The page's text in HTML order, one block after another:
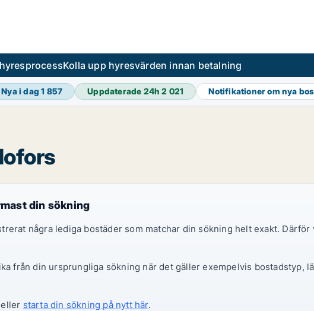
Kolla upp hyresvärden innan betalning
Nya i dag1 857 Uppdaterade 24h2 021 Notifikationer om nya
din sökning
några lediga bostäder som matchar din sökning helt exakt.
från din ursprungliga sökning när det gäller exempelvis bostadstyp,
starta din sökning på nytt här.